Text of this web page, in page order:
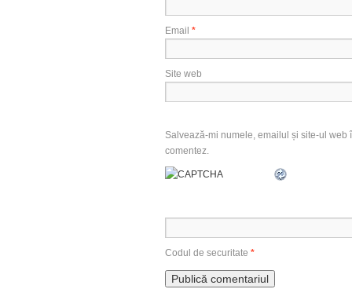
Email *
Site web
Salvează-mi numele, emailul și site-ul
comentez.
Codul de securitate *